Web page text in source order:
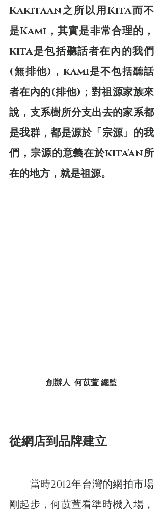
Kakitaan之所以用Kita而不
是Kami，其實是非常合理的，
kita是包括聽話者在內的我們
(無排他)，kami是不包括聽話
者在內的(排他)；對祖源家族來
說，支系樹所分支出去的家系都
是我群，都是源於「宗源」的我
們，宗源的意義在於kita'an所
在的地方，就是祖源。
創辦人  何苡萱 總監
從網店到品牌建立
當時2012年台灣的網拍市場
剛起步，何苡萱看準時機入場，